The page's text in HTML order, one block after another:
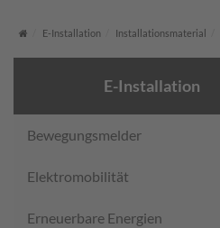
Startseite
E-Installation Installationsmaterial
E-Installation
Bewegungsmelder
Elektromobilität
Erneuerbare Energien